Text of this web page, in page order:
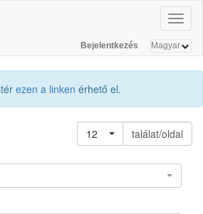
Bejelentkezés
ezen a linken érhető el.
12
találat/oldal